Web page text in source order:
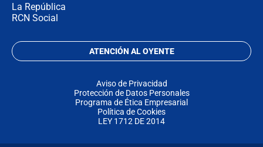
La República
RCN Social
ATENCIÓN AL OYENTE
Aviso de Privacidad
Protección de Datos Personales
Programa de Ética Empresarial
Política de Cookies
LEY 1712 DE 2014